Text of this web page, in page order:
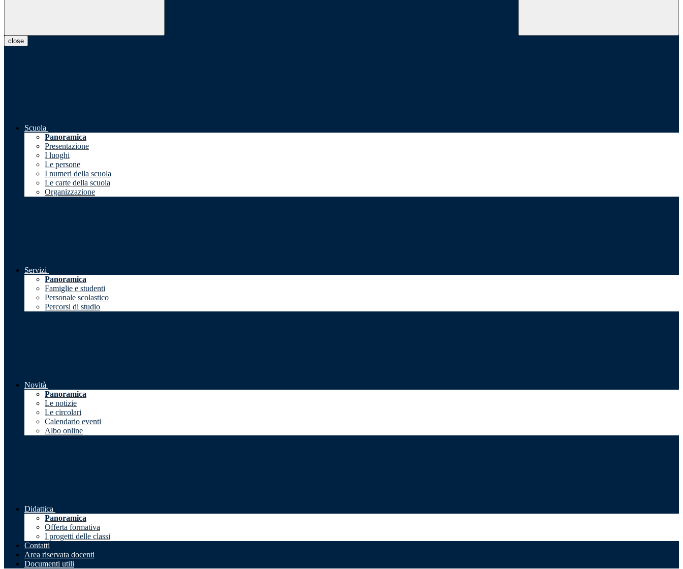
close
Scuola
Panoramica
Presentazione
I luoghi
Le persone
I numeri della scuola
Le carte della scuola
Organizzazione
Servizi
Panoramica
Famiglie e studenti
Personale scolastico
Percorsi di studio
Novità
Panoramica
Le notizie
Le circolari
Calendario eventi
Albo online
Didattica
Panoramica
Offerta formativa
I progetti delle classi
Contatti
Area riservata docenti
Documenti utili